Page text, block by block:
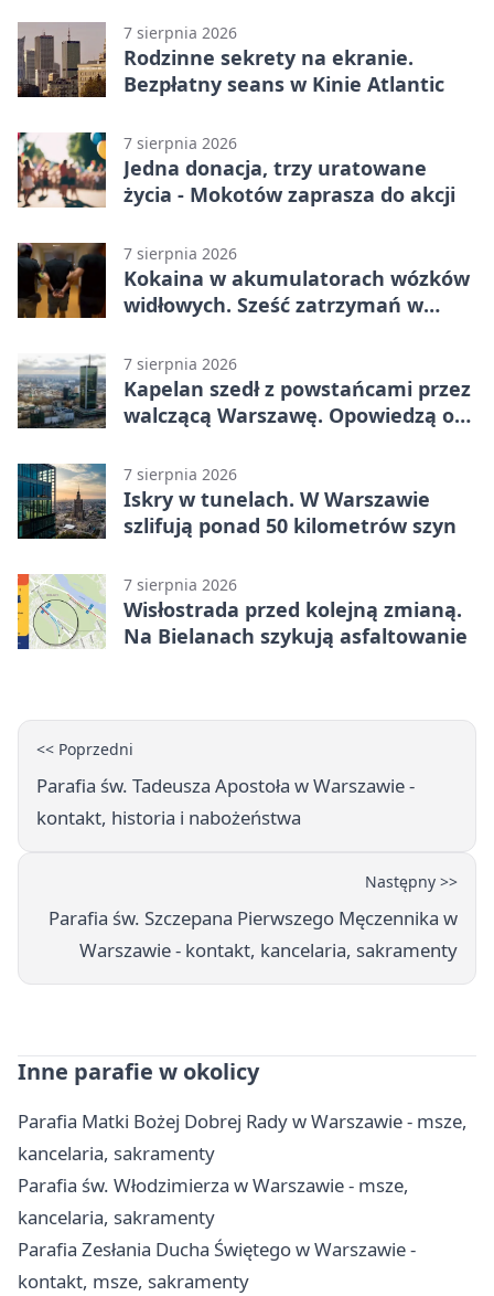
7 sierpnia 2026
Rodzinne sekrety na ekranie.
Bezpłatny seans w Kinie Atlantic
7 sierpnia 2026
Jedna donacja, trzy uratowane
życia - Mokotów zaprasza do akcji
7 sierpnia 2026
Kokaina w akumulatorach wózków
widłowych. Sześć zatrzymań w
7 sierpnia 2026
Kapelan szedł z powstańcami przez
walczącą Warszawę. Opowiedzą o
7 sierpnia 2026
Iskry w tunelach. W Warszawie
szlifują ponad 50 kilometrów szyn
7 sierpnia 2026
Wisłostrada przed kolejną zmianą.
Na Bielanach szykują asfaltowanie
<< Poprzedni
Parafia św. Tadeusza Apostoła w Warszawie -
kontakt, historia i nabożeństwa
Następny >>
Parafia św. Szczepana Pierwszego Męczennika w
Warszawie - kontakt, kancelaria, sakramenty
Inne parafie w okolicy
Parafia Matki Bożej Dobrej Rady w Warszawie - msze,
kancelaria, sakramenty
Parafia św. Włodzimierza w Warszawie - msze,
kancelaria, sakramenty
Parafia Zesłania Ducha Świętego w Warszawie -
kontakt, msze, sakramenty